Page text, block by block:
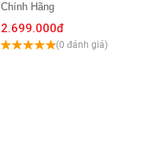
Chính Hãng
2.699.000đ
(0 đánh giá)